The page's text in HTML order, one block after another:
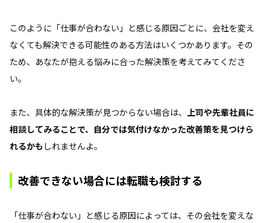
このように「仕事が合わない」と感じる原因ごとに、会社を変え
なくても解決できる可能性のある方法はいくつかあります。その
ため、あなたが抱える悩みに合った解決策を考えてみてくださ
い。
また、具体的な解決策が見つからない場合は、
上司や先輩社員に
相談してみることで、自分では気付けなかった改善策を見つけら
れるかも しれませんよ。
改善できない場合には転職も検討する
「仕事が合わない」と感じる原因によっては、その会社を変えな